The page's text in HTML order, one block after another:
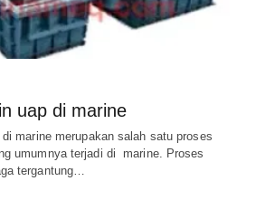
uap di marine
marine merupakan salah satu proses
umumnya terjadi di marine. Proses
tergantung…